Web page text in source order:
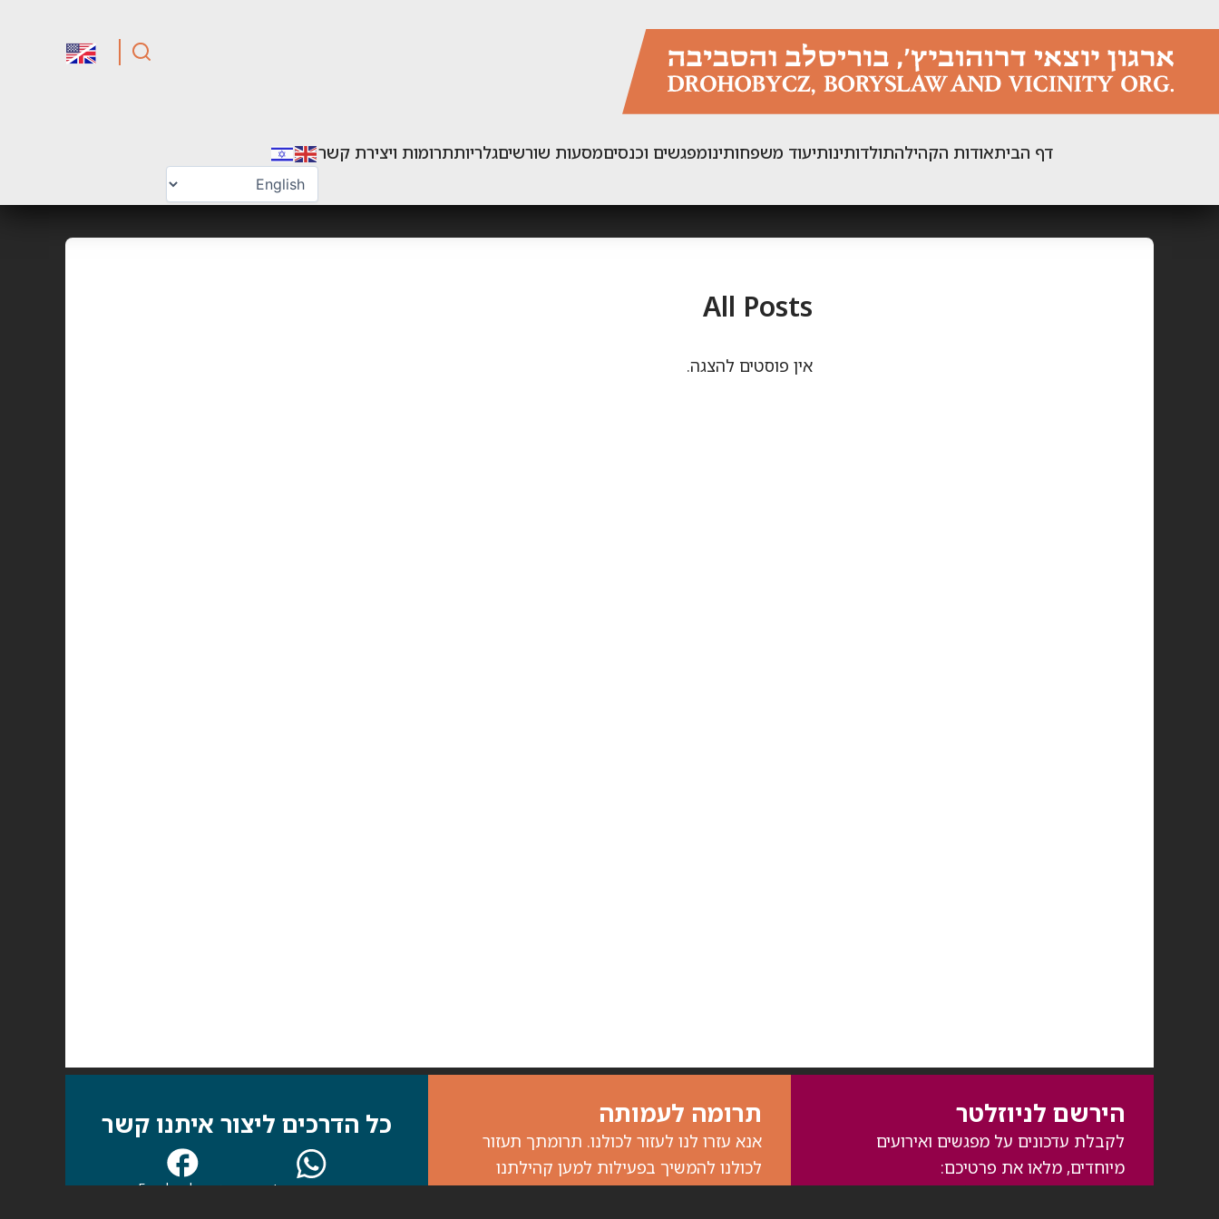
דף הביתאודות הקהילהתולדותינותיעוד משפחותינומפגשים וכנסיםמסעות שורשיםגלריותתרומות ויצירת קשר
All Posts
אין פוסטים להצגה.
הירשם לניוזלטר
לקבלת עדכונים על מפגשים ואירועים
מיוחדים, מלאו את פרטיכם:
תרומה לעמותה
אנא עזרו לנו לעזור לכולנו. תרומתך תעזור
לכולנו להמשיך בפעילות למען קהילתנו
כל הדרכים ליצור איתנו קשר
קבוצת WhatsApp עמוד Facebook